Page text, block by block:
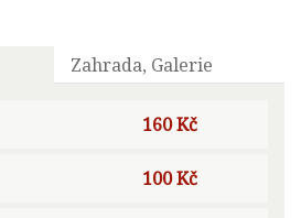
Zahrada, Galerie
160 Kč
100 Kč